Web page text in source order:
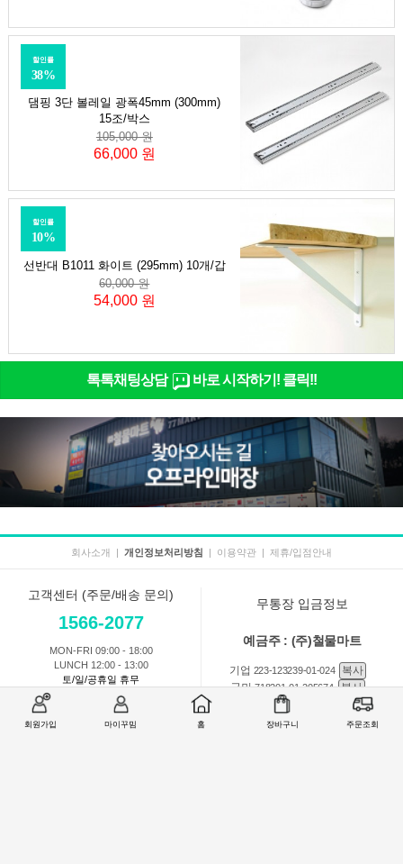
회원가입 마이꾸밈 홈 장바구니 주문조회
댐핑 3단 볼레일 광폭45mm (300mm)
15조/박스
할인률
38%
105,000 원
66,000 원
선반대 B1011 화이트 (295mm) 10개/갑
할인률
10%
60,000 원
54,000 원
톡톡채팅상담 바로 시작하기! 클릭!!
회사소개 | 개인정보처리방침 | 이용약관 | 제휴/입점안내
고객센터 (주문/배송 문의)
1566-2077
MON-FRI 09:00 - 18:00
LUNCH 12:00 - 13:00
토/일/공휴일 휴무
무통장 입금정보
예금주 : (주)철물마트
기업 223-123239-01-024
복사
국민718201-01-205674
복사
301-0168-3882-11 복사